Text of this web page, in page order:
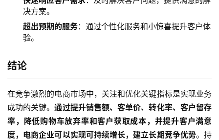
决方案。
超出预期的服务：通过个性化服务和小惊喜提升客户体
验。
结论
在竞争激烈的电商市场中，关注和优化关键指标是实现业务
成功的关键。通过提升销售额、客单价、转化率、客户留存
率，降低购物车放弃率和客户获取成本，并提升客户满意
度，电商企业可以实现可持续增长，建立长期竞争优势。持